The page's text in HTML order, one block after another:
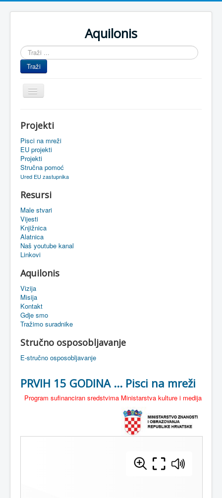
Aquilonis
Traži
...
Traži
Prikaz/Sakrivanje
navigacije
Upravljanje znanjem
Obrazovanje
Upravljanje projektima
Oaza
Sistemski alati
eMapa
Projekti
Pisci na mreži
EU projekti
Projekti
Stručna pomoć
Ured EU zastupnika
Resursi
Male stvari
Vijesti
Knjižnica
Alatnica
Naš youtube kanal
Linkovi
Aquilonis
Vizija
Misija
Kontakt
Gdje smo
Tražimo suradnike
Stručno osposobljavanje
E-stručno osposobljavanje
PRVIH 15 GODINA ... Pisci na mreži
Program sufinanciran sredstvima Ministarstva kulture i medija